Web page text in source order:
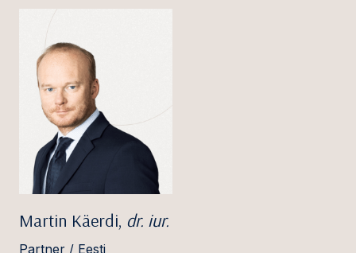
Martin Käerdi, dr. iur.
Partner / Eesti